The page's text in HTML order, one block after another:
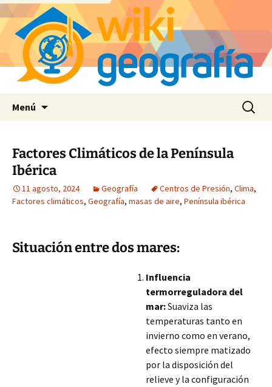
Menú Buscar:
Factores Climáticos de la Península
Ibérica
11 agosto, 2024 Geografía Centros de Presión, Clima,
Factores climáticos, Geografía, masas de aire, Península ibérica
Situación entre dos mares:
Influencia
termorreguladora del
mar:Suaviza las
temperaturas tanto en
invierno como en verano,
efecto siempre matizado
por la disposición del
relieve y la configuración